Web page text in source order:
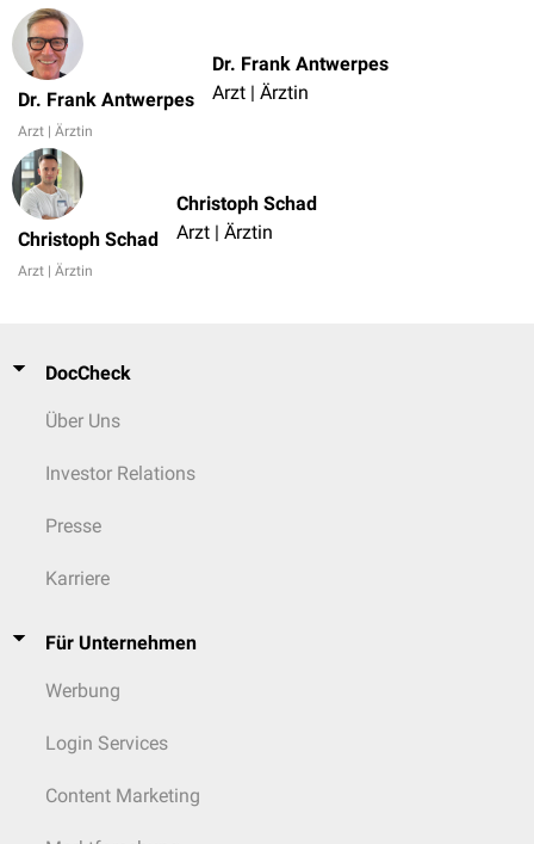
Dr. Frank Antwerpes
Arzt | Ärztin
Dr. Frank Antwerpes
Arzt | Ärztin
Christoph Schad
Arzt | Ärztin
Christoph Schad
Arzt | Ärztin
DocCheck
Über Uns
Investor Relations
Presse
Karriere
Für Unternehmen
Werbung
Login Services
Content Marketing